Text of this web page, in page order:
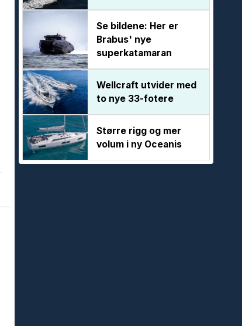
Se bildene: Her er
Brabus' nye
superkatamaran
Wellcraft utvider med
to nye 33-fotere
Større rigg og mer
volum i ny Oceanis